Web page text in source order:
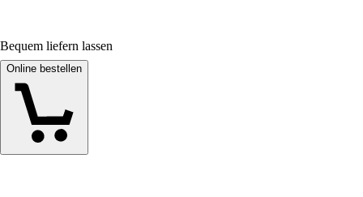
Bequem liefern lassen
Online bestellen